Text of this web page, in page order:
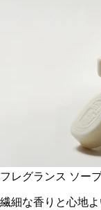
フレグランス ソー
繊細な香りと心地